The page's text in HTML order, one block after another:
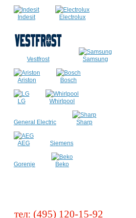
Indesit Electrolux
Vestfrost Samsung
Ariston Bosch
LG Whirlpool
General Electric Sharp
AEG Siemens
Gorenje Beko
тел: (495) 120-15-92